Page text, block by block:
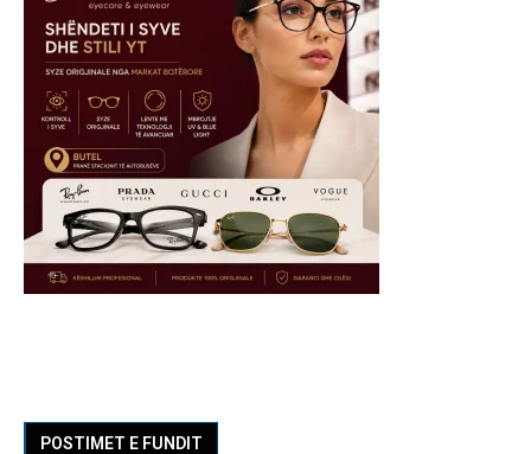
POSTIMET E FUNDIT